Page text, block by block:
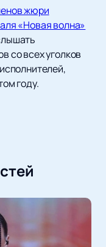
жюри
«Новая волна»
со всех уголков
году.